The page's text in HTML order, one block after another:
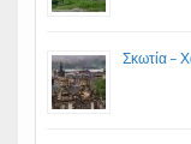
Σκωτία –